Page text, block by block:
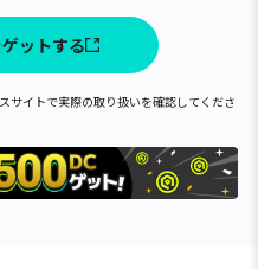
ットする
サイトで実際の取り扱いを確認してくださ